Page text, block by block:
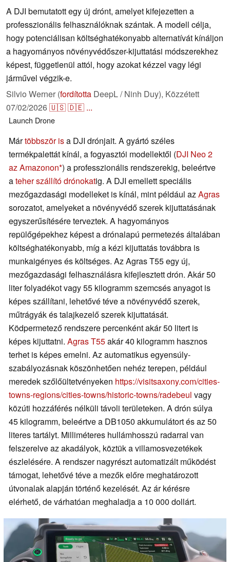
A DJI bemutatott egy új drónt, amelyet kifejezetten a
professzionális felhasználóknak szántak. A modell célja,
hogy potenciálisan költséghatékonyabb alternatívát kínáljon
a hagyományos növényvédőszer-kijuttatási módszerekhez
képest, függetlenül attól, hogy azokat kézzel vagy légi
járművel végzik-e.
Silvio Werner (fordította DeepL / Ninh Duy), Közzétett
07/02/2026🇺🇸🇩🇪 ...
Launch Drone
Mártöbbször isa DJI drónjait. A gyártó széles
termékpalettát kínál, a fogyasztói modellektől (DJI Neo 2
az Amazonon ) a professzionális rendszerekig, beleértve
ateher szállító drónokatig. A DJI emellett speciális
mezőgazdasági modelleket is kínál, mint például azAgras
sorozatot, amelyeket a növényvédő szerek kijuttatásának
egyszerűsítésére terveztek. A hagyományos
repülőgépekhez képest a drónalapú permetezés általában
költséghatékonyabb, míg a kézi kijuttatás továbbra is
munkaigényes és költséges. Az Agras T55 egy új,
mezőgazdasági felhasználásra kifejlesztett drón. Akár 50
liter folyadékot vagy 55 kilogramm szemcsés anyagot is
képes szállítani, lehetővé téve a növényvédő szerek,
műtrágyák és talajkezelő szerek kijuttatását.
Ködpermetező rendszere percenként akár 50 litert is
képes kijuttatni. Agras T55akár 40 kilogramm hasznos
terhet is képes emelni. Az automatikus egyensúly-
szabályozásnak köszönhetően nehéz terepen, például
meredek szőlőültetvényeken https://visitsaxony.com/cities-
towns-regions/cities-towns/historic-towns/radebeul vagy
közúti hozzáférés nélküli távoli területeken. A drón súlya
45 kilogramm, beleértve a DB1050 akkumulátort és az 50
literes tartályt. Milliméteres hullámhosszú radarral van
felszerelve az akadályok, köztük a villamosvezetékek
észlelésére. A rendszer nagyrészt automatizált működést
támogat, lehetővé téve a mezők előre meghatározott
útvonalak alapján történő kezelését. Az ár kérésre
elérhető, de várhatóan meghaladja a 10 000 dollárt.